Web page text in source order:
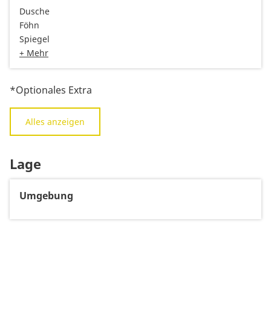
Dusche
Föhn
Spiegel
+ Mehr
*Optionales Extra
Alles anzeigen
Lage
Umgebung